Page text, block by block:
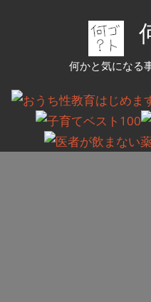
ツ
キ
何かと気になる